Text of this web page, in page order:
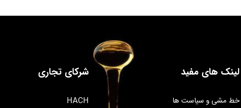
لینک های مفید
خط مشی و سیاست ها
شرکای تجاری
HACH